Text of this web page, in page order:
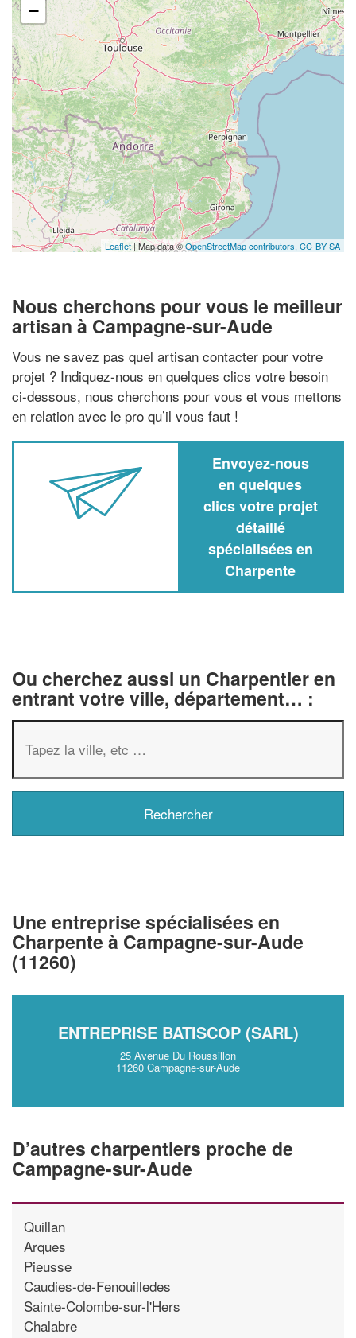
−
Leaflet | Map data ©OpenStreetMap contributors, CC-BY-SA
Nous cherchons pour vous le meilleur
artisan à Campagne-sur-Aude
Vous ne savez pas quel artisan contacter pour votre
projet ? Indiquez-nous en quelques clics votre besoin
ci-dessous, nous cherchons pour vous et vous mettons
en relation avec le pro qu’il vous faut !
Envoyez-nous
en quelques
clics votre projet
détaillé
spécialisées en
Charpente
Ou cherchez aussi un Charpentier en
entrant votre ville, département… :
Une entreprise spécialisées en
Charpente à Campagne-sur-Aude
(11260)
ENTREPRISE BATISCOP (SARL)
25 Avenue Du Roussillon
11260 Campagne-sur-Aude
D’autres charpentiers proche de
Campagne-sur-Aude
Quillan
Arques
Pieusse
Caudies-de-Fenouilledes
Sainte-Colombe-sur-l'Hers
Chalabre